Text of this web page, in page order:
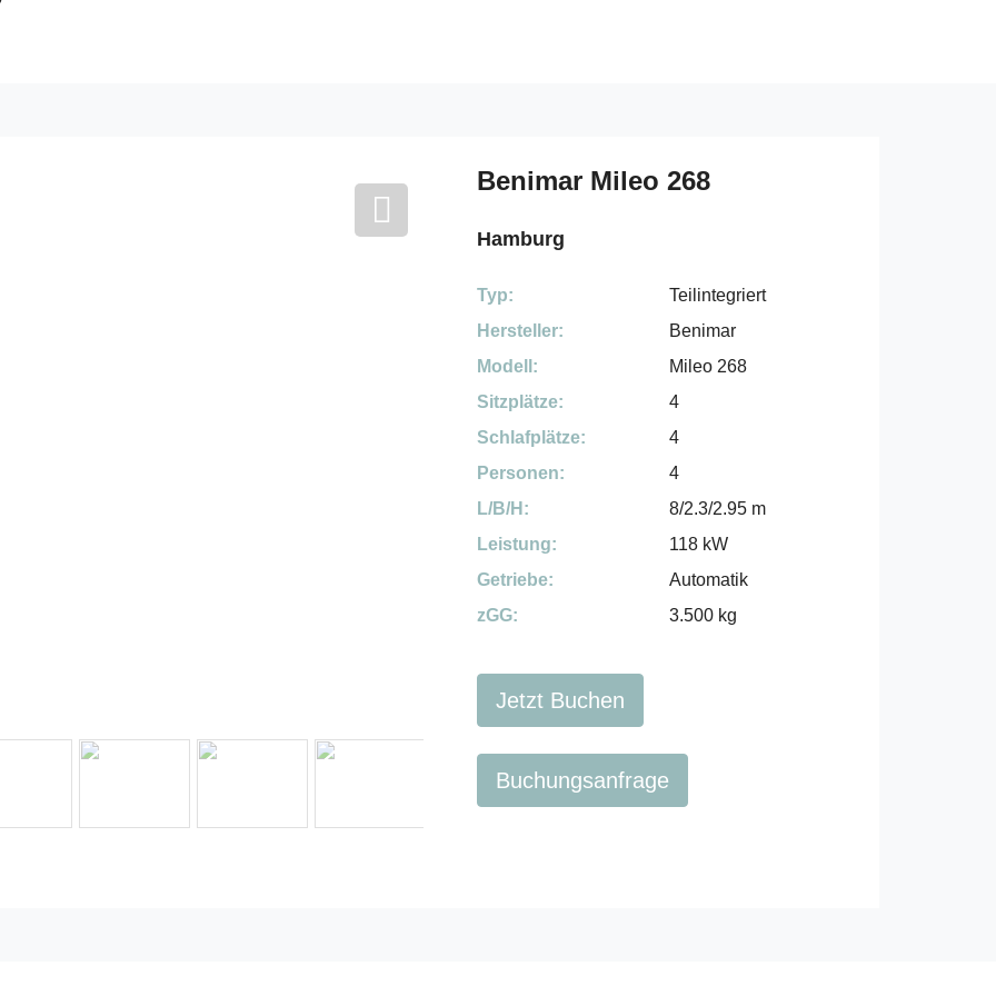
Benimar Mileo 268
Hamburg
Typ:
Teilintegriert
Hersteller:
Benimar
Modell:
Mileo 268
Sitzplätze:
4
Schlafplätze:
4
Personen:
4
L/B/H:
8/2.3/2.95 m
Leistung:
118 kW
Getriebe:
Automatik
zGG:
3.500 kg
Jetzt Buchen
Buchungsanfrage